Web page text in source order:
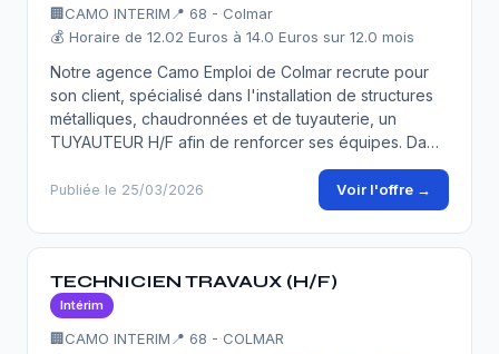
🏢CAMO INTERIM 📍 68 - Colmar
💰 Horaire de 12.02 Euros à 14.0 Euros sur 12.0 mois
Notre agence Camo Emploi de Colmar recrute pour
son client, spécialisé dans l'installation de structures
métalliques, chaudronnées et de tuyauterie, un
TUYAUTEUR H/F afin de renforcer ses équipes. Da…
Publiée le 25/03/2026 Voir l'offre →
TECHNICIEN TRAVAUX (H/F)
Intérim
🏢CAMO INTERIM 📍 68 - COLMAR